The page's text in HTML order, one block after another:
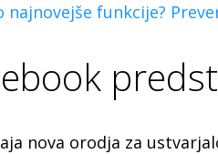
najnovejše funkcije?
nova orodja za